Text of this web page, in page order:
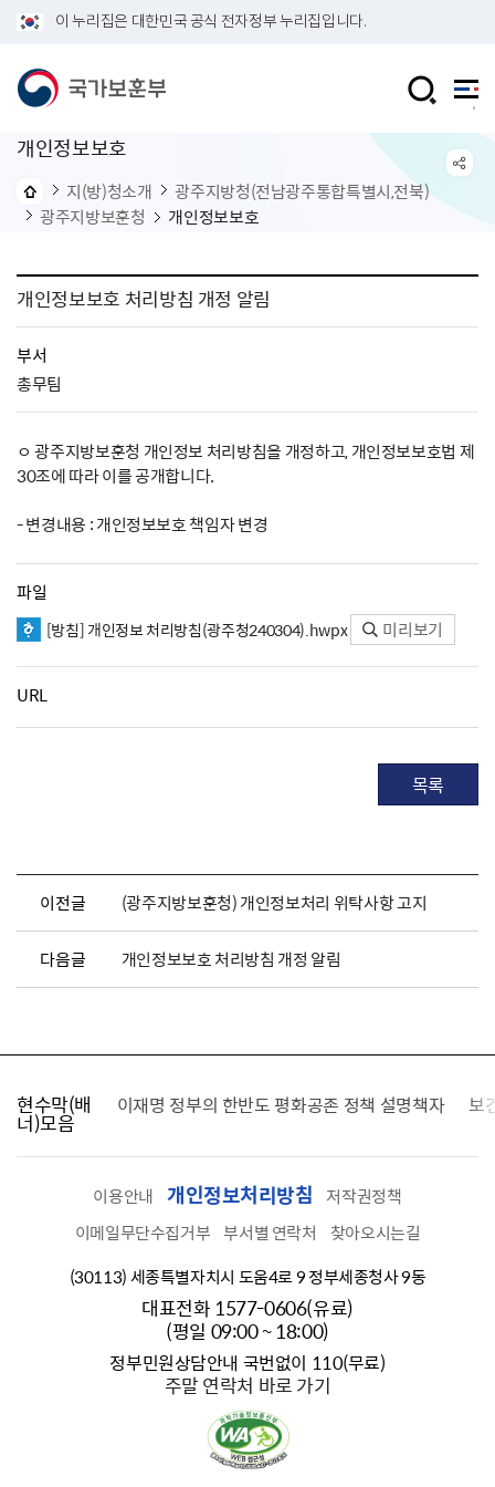
이 누리집은 대한민국 공식 전자정부 누리집입니다.
개인정보보호
지(방)청소개
광주지방청(전남광주통합특별시,전북)
광주지방보훈청
개인정보보호
개인정보보호 처리방침 개정 알림
부서
총무팀
ㅇ 광주지방보훈청 개인정보 처리방침을 개정하고, 개인정보보호법 제
30조에 따라 이를 공개합니다.
- 변경내용 : 개인정보보호 책임자 변경
파일
[방침] 개인정보 처리방침(광주청240304).hwpx 미리보기
URL
목록
이전글 (광주지방보훈청) 개인정보처리 위탁사항 고지
다음글 개인정보보호 처리방침 개정 알림
현수막(배
너)모음
찾습니다 이재명 정부의 한반도 평화공존 정책 설명책자 보
이용안내 개인정보처리방침
저작권정책
이메일무단수집거부 부서별 연락처
찾아오시는길
(30113) 세종특별자치시 도움4로 9 정부세종청사 9동
대표전화 1577-0606(유료)
(평일 09:00 ~ 18:00)
정부민원상담안내 국번없이 110(무료)
주말 연락처 바로 가기